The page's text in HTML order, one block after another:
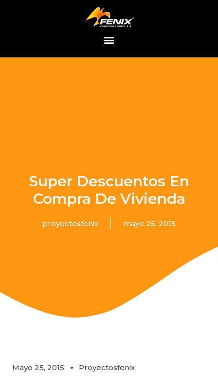
Super Descuentos En
Compra De Vivienda
proyectosfenix mayo 25, 2015
Mayo 25, 2015 Proyectosfenix